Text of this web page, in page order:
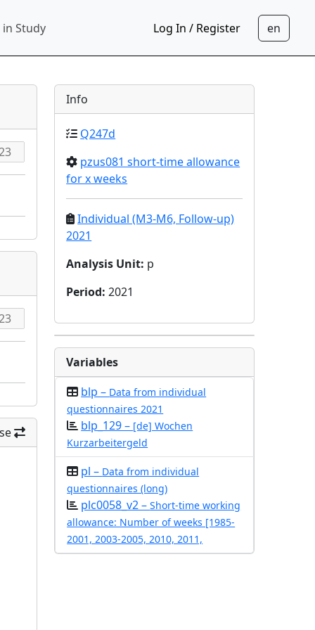
in Study Log In / Register
Info
Q247d
pzus081 short-time allowance
for x weeks
Individual (M3-M6, Follow-up)
2021
Analysis Unit: p
Period:2021
Variables
blp – Data from individual
questionnaires 2021
blp_129 – [de] Wochen
Kurzarbeitergeld
pl – Data from individual
questionnaires (long)
plc0058_v2 –Short-time working
allowance: Number of weeks [1985-
2001, 2003-2005, 2010, 2011,